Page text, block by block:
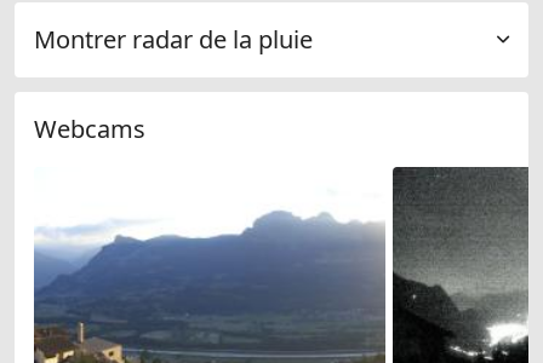
Montrer radar de la pluie
Webcams